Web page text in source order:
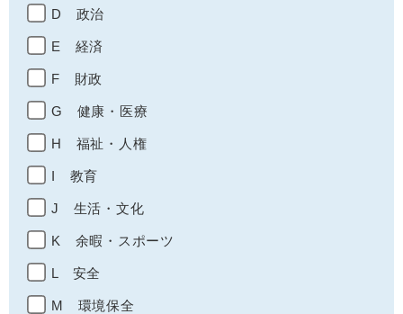
D 政治
E 経済
F 財政
G 健康・医療
H 福祉・人権
I 教育
J 生活・文化
K 余暇・スポーツ
L 安全
M 環境保全